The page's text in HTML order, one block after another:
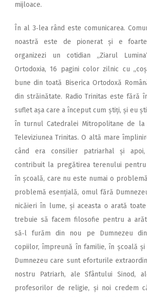
mijloace.
În al 3‑lea rând este comunicarea.
noastră este de pionerat și e
organizezi un cotidian „Ziarul
Ortodoxia, 16 pagini color zilnic cu
bune din toată Biserica Ortodoxă
din străinătate. Radio Trinitas este fără
suflet așa care a început cum știți, și eu
în turnul Catedralei Mitropolitane de la
Televiziunea Trinitas. O altă mare
când era consilier patriarhal și apoi,
contribuit la pregătirea terenului
în școală, care nu este numai o
problemă esențială, omul fără
nicăieri în lume, și aceasta o arată
trebuie să facem filosofie pentru a
să‑l furăm din nou pe Dumnezeu
copiilor, împreună în familie, în școală
Dumnezeu care sunt eforturile
nostru Patriarh, ale Sfântului Sinod,
profesorilor de religie, și noi credem